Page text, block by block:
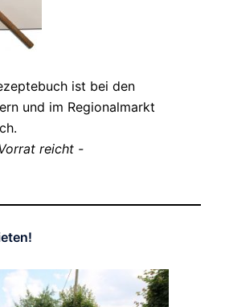
ist bei den
und im Regionalmarkt
reicht -